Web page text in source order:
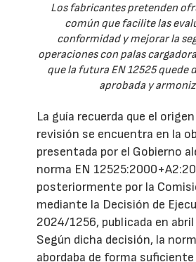
Los fabricantes pretenden
común que facilite las
conformidad y mejorar la
operaciones con palas
que la futura EN 12525 quede
aprobada y
La guía recuerda que el
revisión se encuentra en la
presentada por el Gobierno
norma EN
posteriormente por la
mediante la Decisión de
2024/1256, publicada en
Según dicha decisión, la
abordaba de forma